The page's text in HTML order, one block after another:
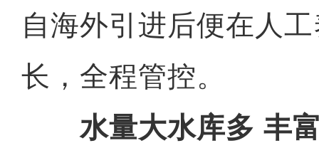
自海外引进后便在人
长，全程管控。
水量大水库多 丰